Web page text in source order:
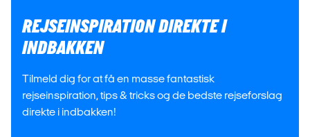
REJSEINSPIRATION DIREKTE I
INDBAKKEN
Tilmeld dig for at få en masse fantastisk
rejseinspiration, tips & tricks og de bedste rejseforslag
direkte i indbakken!